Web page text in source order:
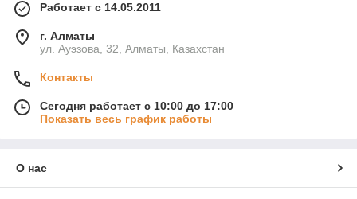
Работает с 14.05.2011
г. Алматы
ул. Ауэзова, 32, Алматы, Казахстан
Контакты
Сегодня работает с 10:00 до 17:00
Показать весь график работы
О нас